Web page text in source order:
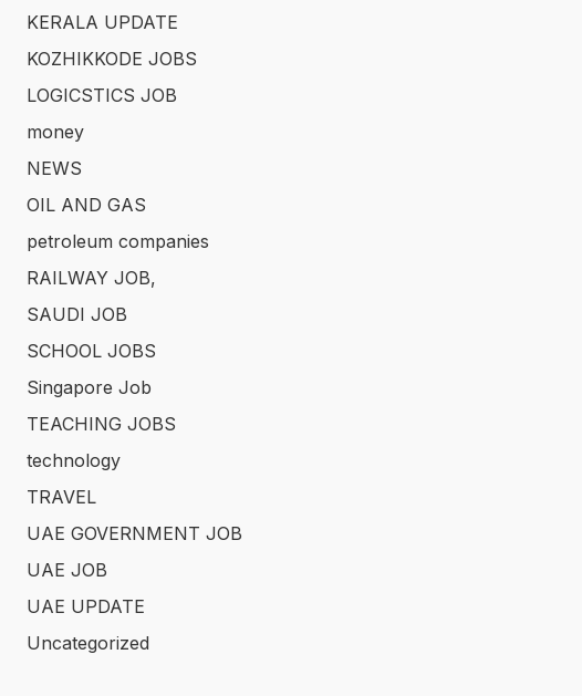
KERALA UPDATE
KOZHIKKODE JOBS
LOGICSTICS JOB
money
NEWS
OIL AND GAS
petroleum companies
RAILWAY JOB,
SAUDI JOB
SCHOOL JOBS
Singapore Job
TEACHING JOBS
technology
TRAVEL
UAE GOVERNMENT JOB
UAE JOB
UAE UPDATE
Uncategorized